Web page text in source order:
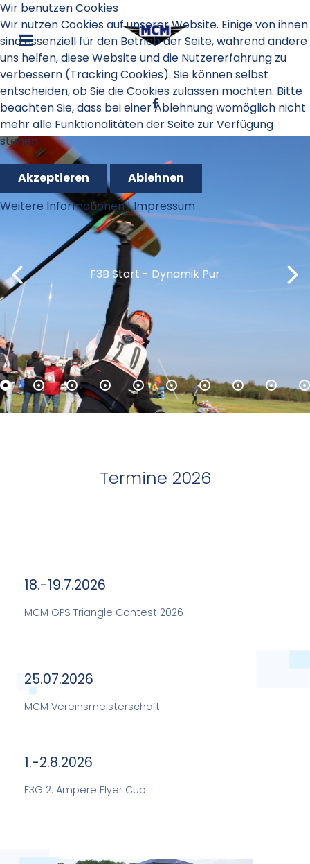
und im Winter sind wir drinnen
F3B Start - Dynamik Pur
Modellfliegen Spaß für Jung und Alt
MCM Schnupperflugtag - Briefing für
junge Nachwuchs-Pilotinen
2019 F3-RES Wettbewerbs-Teilnehmer
MCM F3-RES Team
Dynamischer Start zum F3-RES
Wertungsflug
Konzentration und Spannung beim F3B
Streckenflug
Oktoberfestpokal F3B - Entspannte
Wettbewerbsleitung - “Es läuft”
F3B Start - “Die Höhe passt”
und im Winter sind wir drinnen
F3B Start - Dynamik Pur
Termine 2026
18.-19.7.2026
MCM GPS Triangle Contest 2026
25.07.2026
MCM Vereinsmeisterschaft
1.-2.8.2026
F3G 2. Ampere Flyer Cup
Wir benutzen Cookies
Wir nutzen Cookies auf unserer Website. Einige von ihnen
sind essenziell für den Betrieb der Seite, während andere
uns helfen, diese Website und die Nutzererfahrung zu
verbessern (Tracking Cookies). Sie können selbst
entscheiden, ob Sie die Cookies zulassen möchten. Bitte
beachten Sie, dass bei einer Ablehnung womöglich nicht
mehr alle Funktionalitäten der Seite zur Verfügung
stehen.
Akzeptieren
Ablehnen
Weitere Informationen|Impressum